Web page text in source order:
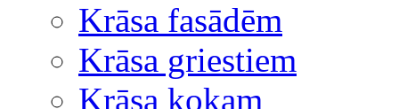
Krāsa fasādēm
Krāsa griestiem
Krāsa kokam